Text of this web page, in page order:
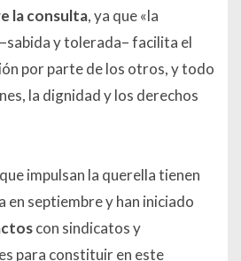
la consulta, ya que «la
y tolerada– facilita el
por parte de los otros, y todo
la dignidad y los derechos
impulsan la querella tienen
septiembre y han iniciado
con sindicatos y
para constituir en este